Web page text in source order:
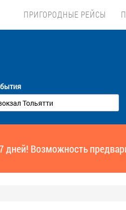
ПРИГОРОДНЫЕ РЕЙСЫ
Возможность